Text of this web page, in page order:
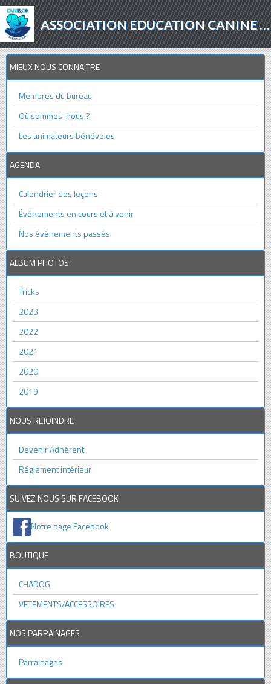
ASSOCIATION EDUCATION CANINE - AGILITY - PROTECTION ANIMALE
MIEUX NOUS CONNAITRE
Membres du bureau
Où sommes-nous ?
Les animateurs bénévoles
AGENDA
Calendrier des leçons
Événements en cours et à venir
Nos événements passés
ALBUM PHOTOS
Tricks
2023
2022
2021
2020
2019
NOUS REJOINDRE
Devenir Adhérent
Réglement intérieur
SUIVEZ NOUS SUR FACEBOOK
Notre page Facebook
BOUTIQUE
CHADOG
VETEMENTS/ACCESSOIRES
NOS PARRAINAGES
Parrainages